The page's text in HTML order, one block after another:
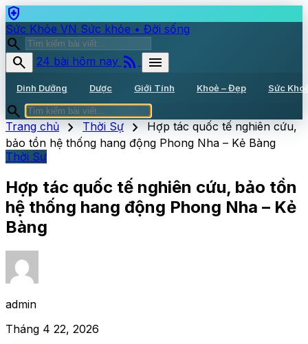
health_and_safety
Sức Khỏe VN Sức khỏe • Đời sống
search
search
24 bài hôm nay rss_feed menu
Dinh Dưỡng Dược Giới Tính Khoẻ – Đẹp Sức
search
Trang chủ chevron_right Thời Sự chevron_right Hợp tác quốc tế nghiên cứu,
bảo tồn hệ thống hang động Phong Nha – Kẻ Bàng
Thời Sự
Hợp tác quốc tế nghiên cứu, bảo tồn
hệ thống hang động Phong Nha – Kẻ
Bàng
admin
Tháng 4 22, 2026